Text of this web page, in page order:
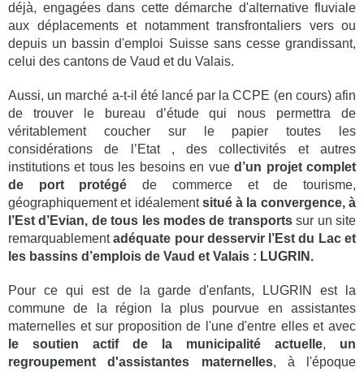
déjà, engagées dans cette démarche d'alternative fluviale
aux déplacements et notamment transfrontaliers vers ou
depuis un bassin d'emploi Suisse sans cesse grandissant,
celui des cantons de Vaud et du Valais.
Aussi, un marché a-t-il été lancé par la CCPE (en cours) afin
de trouver le bureau d’étude qui nous permettra de
véritablement coucher sur le papier toutes les
considérations de l’Etat , des collectivités et autres
institutions et tous les besoins en vued’un projet complet
de port protégé de commerce et de tourisme,
géographiquement et idéalementsitué à la convergence, à
l’Est d’Evian, de tous les modes de transportssur un site
remarquablementadéquate pour desservir l’Est du Lac et
les bassins d’emplois de Vaud et Valais : LUGRIN.
Pour ce qui est de la garde d'enfants, LUGRIN est la
commune de la région la plus pourvue en assistantes
maternelles et sur proposition de l'une d'entre elles et avec
le soutien actif de la municipalité actuelle, un
regroupement d'assistantes maternelles, à l'époque